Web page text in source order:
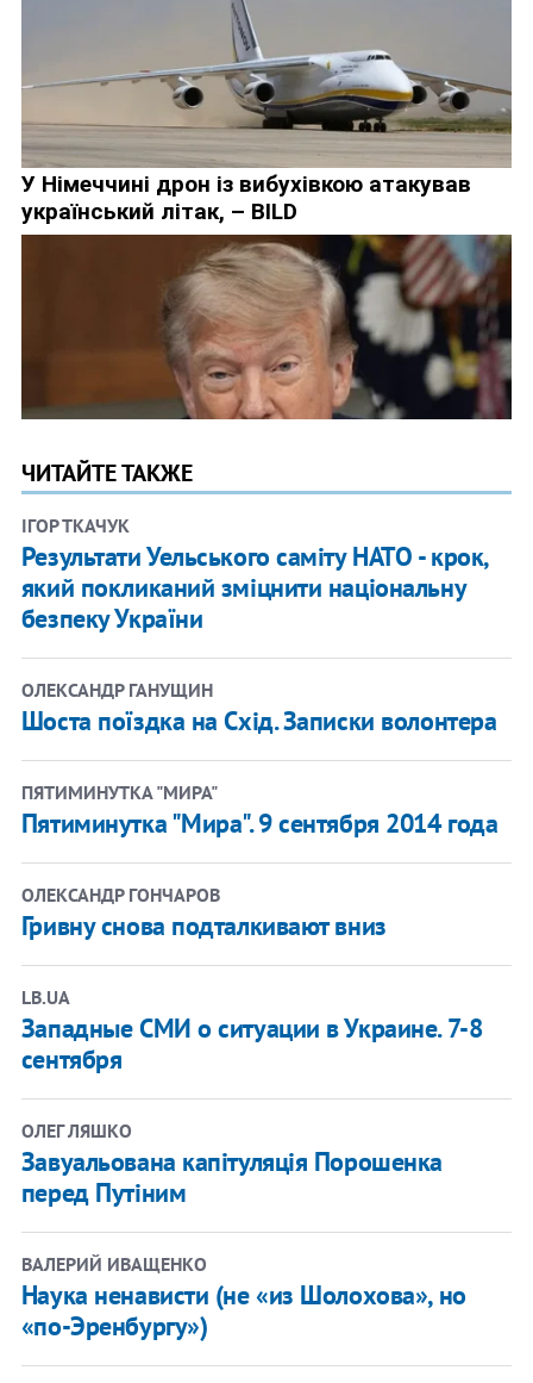
ЧИТАЙТЕ ТАКЖЕ
ІГОР ТКАЧУК
Результати Уельського саміту НАТО - крок,
який покликаний зміцнити національну
безпеку України
ОЛЕКСАНДР ГАНУЩИН
Шоста поїздка на Схід. Записки волонтера
ПЯТИМИНУТКА "МИРА"
Пятиминутка "Мира". 9 сентября 2014 года
ОЛЕКСАНДР ГОНЧАРОВ
Гривну снова подталкивают вниз
LB.UA
Западные СМИ о ситуации в Украине. 7-8
сентября
ОЛЕГ ЛЯШКО
Завуальована капітуляція Порошенка
перед Путіним
ВАЛЕРИЙ ИВАЩЕНКО
Наука ненависти (не «из Шолохова», но
«по-Эренбургу»)